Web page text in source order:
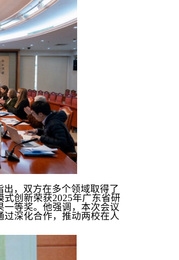
，双方在多个领域取得了
式创新荣获2025年广东省研
等奖。他强调，本次会议
深化合作，推动两校在人